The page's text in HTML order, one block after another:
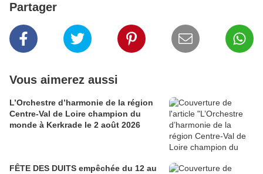
Partager
Vous aimerez aussi
L’Orchestre d’harmonie de la région
Centre-Val de Loire champion du
monde à Kerkrade le 2 août 2026
FÊTE DES DUITS empêchée du 12 au